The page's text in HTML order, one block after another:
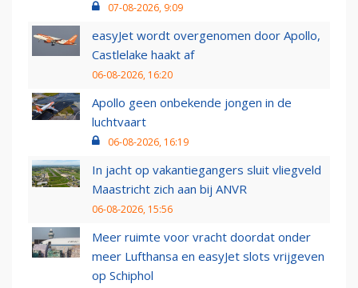
07-08-2026, 9:09
easyJet wordt overgenomen door Apollo,
Castlelake haakt af
06-08-2026, 16:20
Apollo geen onbekende jongen in de
luchtvaart
06-08-2026, 16:19
In jacht op vakantiegangers sluit vliegveld
Maastricht zich aan bij ANVR
06-08-2026, 15:56
Meer ruimte voor vracht doordat onder
meer Lufthansa en easyJet slots vrijgeven
op Schiphol